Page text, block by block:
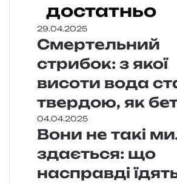
достатньо
29.04.2025
Смертельний
стрибок: з якої
висоти вода
твердою, як
04.04.2025
Вони не такі
здається: що
насправді